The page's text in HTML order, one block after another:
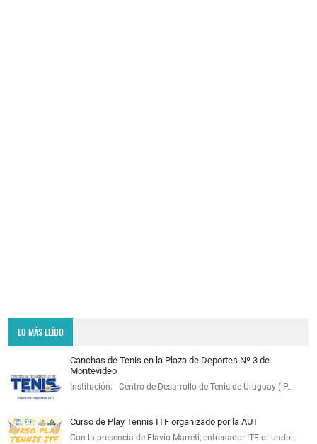
LO MÁS LEÍDO
Canchas de Tenis en la Plaza de Deportes Nº 3 de
Montevideo
Institución: Centro de Desarrollo de Tenis de Uruguay ( P…
Curso de Play Tennis ITF organizado por la AUT
Con la presencia de Flavio Marreti, entrenador ITF oriundo…